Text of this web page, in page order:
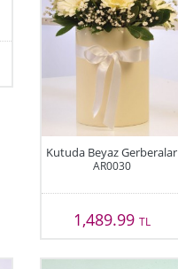
Kutuda Beyaz Gerberalar
AR0030
1,489.99 TL